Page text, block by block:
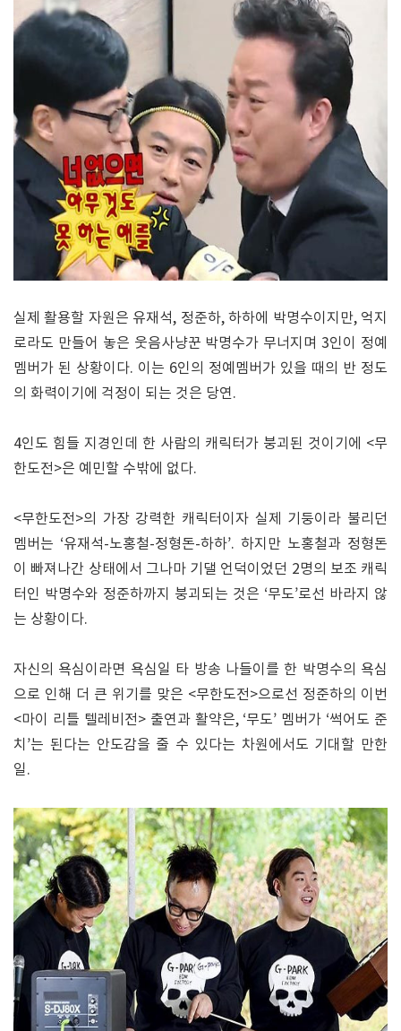
실제 활용할 자원은 유재석, 정준하, 하하에 박명수이지만, 억지
로라도 만들어 놓은 웃음사냥꾼 박명수가 무너지며 3인이 정예
멤버가 된 상황이다. 이는 6인의 정예멤버가 있을 때의 반 정도
의 화력이기에 걱정이 되는 것은 당연.
4인도 힘들 지경인데 한 사람의 캐릭터가 붕괴된 것이기에 <무
한도전>은 예민할 수밖에 없다.
<무한도전>의 가장 강력한 캐릭터이자 실제 기둥이라 불리던
멤버는 ‘유재석-노홍철-정형돈-하하’. 하지만 노홍철과 정형돈
이 빠져나간 상태에서 그나마 기댈 언덕이었던 2명의 보조 캐릭
터인 박명수와 정준하까지 붕괴되는 것은 ‘무도’로선 바라지 않
는 상황이다.
자신의 욕심이라면 욕심일 타 방송 나들이를 한 박명수의 욕심
으로 인해 더 큰 위기를 맞은 <무한도전>으로선 정준하의 이번
<마이 리틀 텔레비전> 출연과 활약은, ‘무도’ 멤버가 ‘썩어도 준
치’는 된다는 안도감을 줄 수 있다는 차원에서도 기대할 만한
일.